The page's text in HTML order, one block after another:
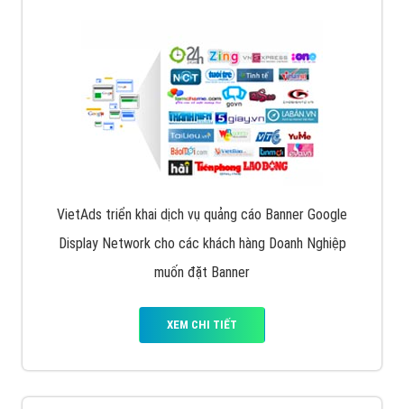
VietAds triển khai dịch vụ quảng cáo Banner Google
Display Network cho các khách hàng Doanh Nghiệp
muốn đặt Banner
XEM CHI TIẾT